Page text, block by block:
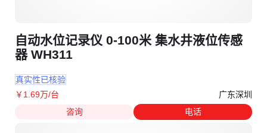
自动水位记录仪 0-100米 集水井液位传感
器 WH311
真实性已核验
￥ 1 .69万/台
广东深圳
咨询
电话